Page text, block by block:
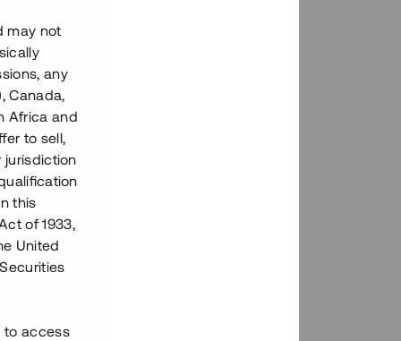
may not
any
Canada,
Africa and
to sell,
jurisdiction
this
of 1933,
United
to access